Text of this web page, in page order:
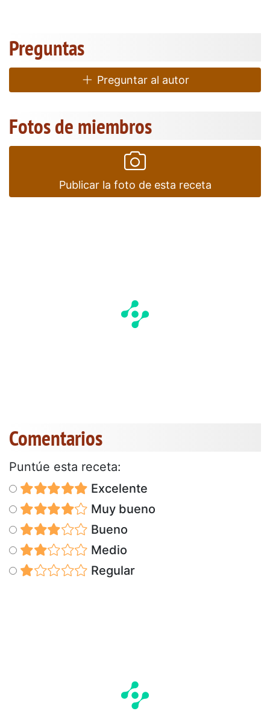
Preguntas
Preguntar al autor
Fotos de miembros
Publicar la foto de esta receta
Comentarios
Puntúe esta receta:
Excelente
Muy bueno
Bueno
Medio
Regular